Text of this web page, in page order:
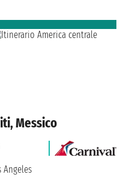
Messico
Angeles